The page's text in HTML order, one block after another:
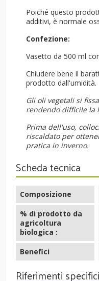
Poiché questo
additivi, è normale
Confezione:
Vasetto da 500 ml
Chiudere bene il
prodotto dall'umidità.
Gli oli vegetali si
rendendo difficile la
Prima dell'uso,
riscaldato per
pratica in inverno.
Scheda tecnica
Composizione
% di prodotto da
agricoltura
biologica :
Benefici
Riferimenti specifici